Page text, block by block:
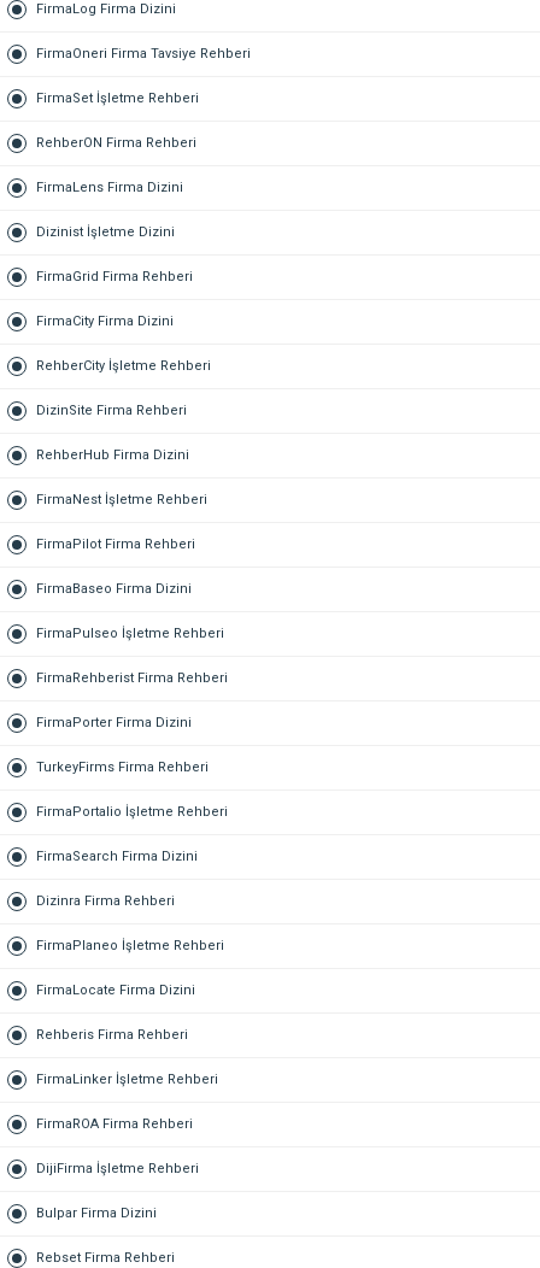
FirmaLog Firma Dizini
FirmaOneri Firma Tavsiye Rehberi
FirmaSet İşletme Rehberi
RehberON Firma Rehberi
FirmaLens Firma Dizini
Dizinist İşletme Dizini
FirmaGrid Firma Rehberi
FirmaCity Firma Dizini
RehberCity İşletme Rehberi
DizinSite Firma Rehberi
RehberHub Firma Dizini
FirmaNest İşletme Rehberi
FirmaPilot Firma Rehberi
FirmaBaseo Firma Dizini
FirmaPulseo İşletme Rehberi
FirmaRehberist Firma Rehberi
FirmaPorter Firma Dizini
TurkeyFirms Firma Rehberi
FirmaPortalio İşletme Rehberi
FirmaSearch Firma Dizini
Dizinra Firma Rehberi
FirmaPlaneo İşletme Rehberi
FirmaLocate Firma Dizini
Rehberis Firma Rehberi
FirmaLinker İşletme Rehberi
FirmaROA Firma Rehberi
DijiFirma İşletme Rehberi
Bulpar Firma Dizini
Rebset Firma Rehberi